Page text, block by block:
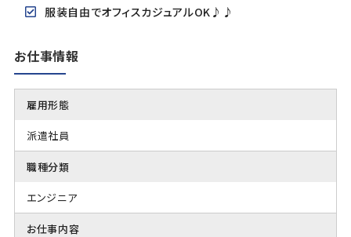
服装自由でオフィスカジュアルOK♪♪
お仕事情報
雇用形態
派遣社員
職種分類
エンジニア
お仕事内容